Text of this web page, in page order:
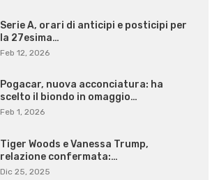
Serie A, orari di anticipi e posticipi per
la 27esima…
Feb 12, 2026
Pogacar, nuova acconciatura: ha
scelto il biondo in omaggio…
Feb 1, 2026
Tiger Woods e Vanessa Trump,
relazione confermata:…
Dic 25, 2025